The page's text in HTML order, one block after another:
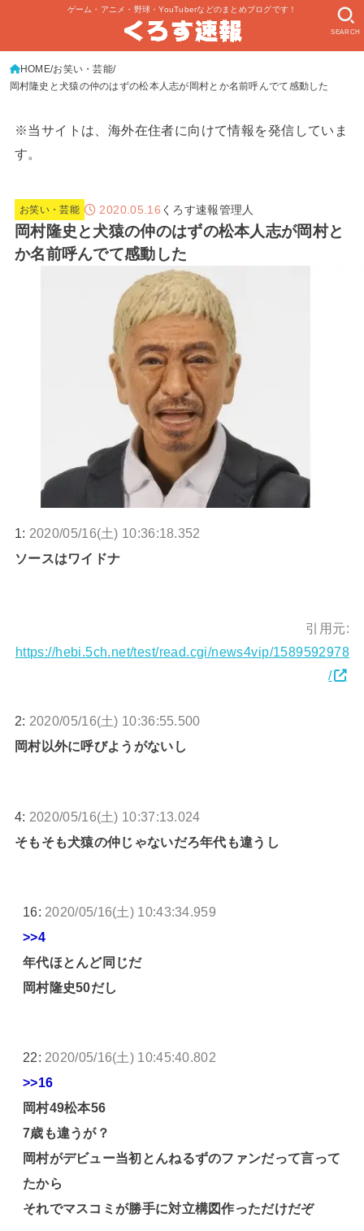
ゲーム・アニメ・野球・YouTuberなどのまとめブログです！
SEARCH
HOME お笑い・芸能
岡村隆史と犬猿の仲のはずの松本人志が岡村とか名前呼んでて感動した
※当サイトは、海外在住者に向けて情報を発信していま
す。
お笑い・芸能 2020.05.16 くろす速報管理人
岡村隆史と犬猿の仲のはずの松本人志が岡村と
か名前呼んでて感動した
1: 2020/05/16(土) 10:36:18.352
ソースはワイドナ
引用元:
https://hebi.5ch.net/test/read.cgi/news4vip/1589592978
/
2: 2020/05/16(土) 10:36:55.500
岡村以外に呼びようがないし
4: 2020/05/16(土) 10:37:13.024
そもそも犬猿の仲じゃないだろ年代も違うし
16: 2020/05/16(土) 10:43:34.959
>>4
年代ほとんど同じだ
岡村隆史50だし
22: 2020/05/16(土) 10:45:40.802
>>16
岡村49松本56
7歳も違うが？
岡村がデビュー当初とんねるずのファンだって言って
たから
それでマスコミが勝手に対立構図作っただけだぞ